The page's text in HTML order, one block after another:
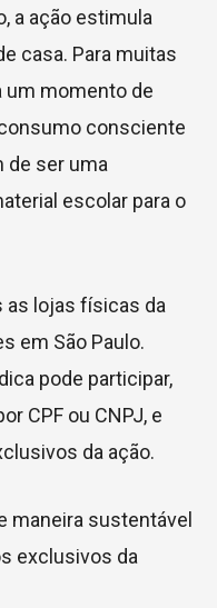
a ação estimula
casa. Para muitas
um momento de
consciente
de ser uma
escolar para o
as lojas físicas da
em São Paulo.
pode participar,
CPF ou CNPJ, e
da ação.
maneira sustentável
exclusivos da